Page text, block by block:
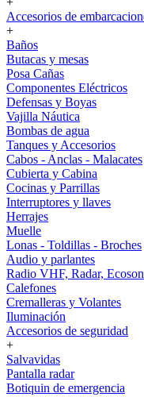
Accesorios de
+
Baños
Butacas y mesas
Posa Cañas
Componentes Eléctricos
Defensas y Boyas
Vajilla Náutica
Bombas de agua
Tanques y Accesorios
Cabos - Anclas - Malacates
Cubierta y Cabina
Cocinas y Parrillas
Interruptores y llaves
Herrajes
Muelle
Lonas - Toldillas - Broches
Audio y parlantes
Radio VHF, Radar,
Calefones
Cremalleras y Volantes
Iluminación
Accesorios de seguridad
+
Salvavidas
Pantalla radar
Botiquin de emergencia